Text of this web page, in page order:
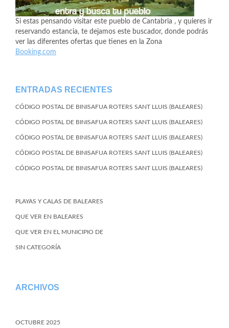
Si estas pensando visitar este pueblo de Cantabria , y quieres ir
reservando estancia, te dejamos este buscador, donde podrás
ver las diferentes ofertas que tienes en la Zona
Booking.com
ENTRADAS RECIENTES
CÓDIGO POSTAL DE BINISAFUA ROTERS SANT LLUIS (BALEARES)
CÓDIGO POSTAL DE BINISAFUA ROTERS SANT LLUIS (BALEARES)
CÓDIGO POSTAL DE BINISAFUA ROTERS SANT LLUIS (BALEARES)
CÓDIGO POSTAL DE BINISAFUA ROTERS SANT LLUIS (BALEARES)
CÓDIGO POSTAL DE BINISAFUA ROTERS SANT LLUIS (BALEARES)
PLAYAS Y CALAS DE BALEARES
QUE VER EN BALEARES
QUE VER EN EL MUNICIPIO DE
SIN CATEGORÍA
ARCHIVOS
OCTUBRE 2025